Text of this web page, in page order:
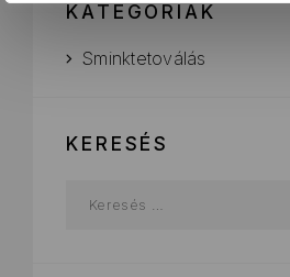
KATEGÓRIÁK
Sminktetoválás
KERESÉS